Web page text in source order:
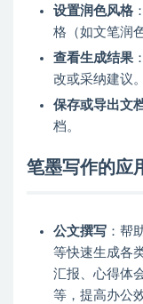
设置润色风格
格（如文笔润
查看生成结果
改或采纳建议。
保存或导出文
档。
笔墨写作的应
公文撰写 ：帮
等快速生成各
汇报、心得体
等，提高办公